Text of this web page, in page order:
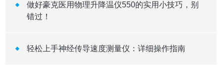
做好豪克医用物理升降温仪550的实用小技巧，别
错过！
轻松上手神经传导速度测量仪：详细操作指南